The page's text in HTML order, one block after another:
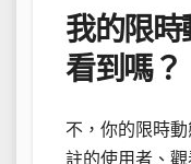
我的限時
看到嗎？
不，你的限時
註的使用者、